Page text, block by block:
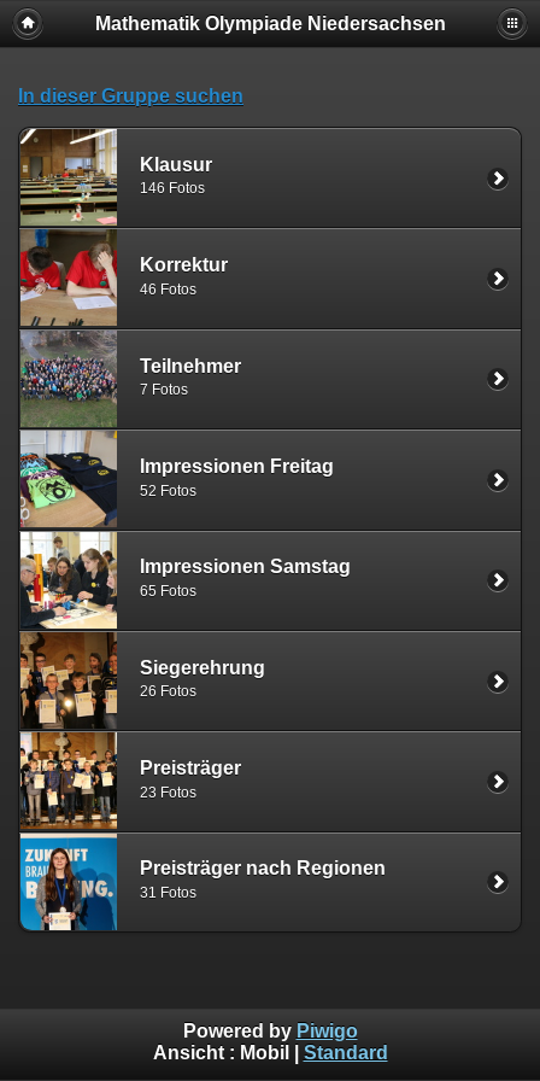
Mathematik Olympiade Niedersachsen
In dieser Gruppe suchen
Klausur
146 Fotos
Korrektur
46 Fotos
Teilnehmer
7 Fotos
Impressionen Freitag
52 Fotos
Impressionen Samstag
65 Fotos
Siegerehrung
26 Fotos
Preisträger
23 Fotos
Preisträger nach Regionen
31 Fotos
Powered by Piwigo
Ansicht : Mobil Standard